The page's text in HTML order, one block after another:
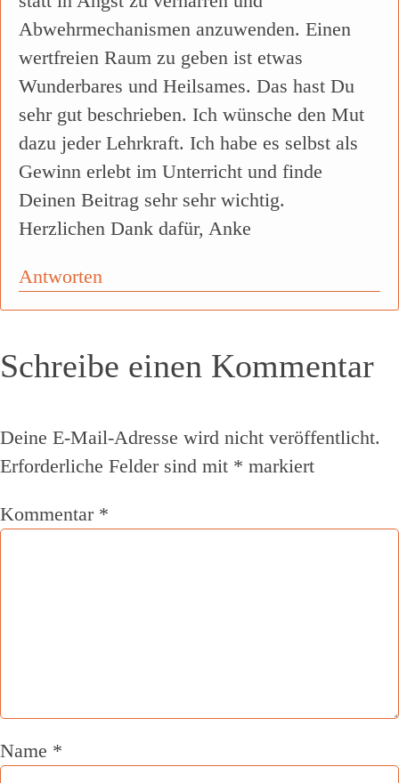
Abwehrmechanismen anzuwenden. Einen
wertfreien Raum zu geben ist etwas
Wunderbares und Heilsames. Das hast Du
sehr gut beschrieben. Ich wünsche den Mut
dazu jeder Lehrkraft. Ich habe es selbst als
Gewinn erlebt im Unterricht und finde
Deinen Beitrag sehr sehr wichtig.
Herzlichen Dank dafür, Anke
Antworten
Schreibe einen Kommentar
Deine E-Mail-Adresse wird nicht veröffentlicht.
Erforderliche Felder sind mit * markiert
Kommentar *
Name *